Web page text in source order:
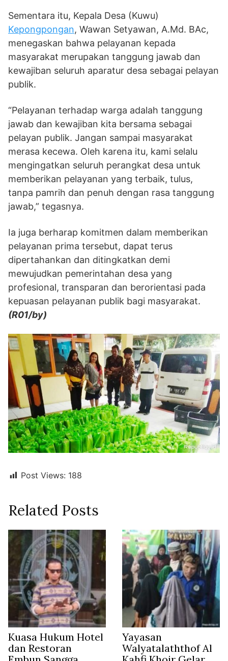
Sementara itu, Kepala Desa (Kuwu)
Kepongpongan, Wawan Setyawan, A.Md. BAc,
menegaskan bahwa pelayanan kepada
masyarakat merupakan tanggung jawab dan
kewajiban seluruh aparatur desa sebagai pelayan
publik.
“Pelayanan terhadap warga adalah tanggung
jawab dan kewajiban kita bersama sebagai
pelayan publik. Jangan sampai masyarakat
merasa kecewa. Oleh karena itu, kami selalu
mengingatkan seluruh perangkat desa untuk
memberikan pelayanan yang terbaik, tulus,
tanpa pamrih dan penuh dengan rasa tanggung
jawab,” tegasnya.
Ia juga berharap komitmen dalam memberikan
pelayanan prima tersebut, dapat terus
dipertahankan dan ditingkatkan demi
mewujudkan pemerintahan desa yang
profesional, transparan dan berorientasi pada
kepuasan pelayanan publik bagi masyarakat.
(R01/by)
Post Views: 188
Related Posts
Kuasa Hukum Hotel
dan Restoran
Yayasan
Walyatalaththof Al